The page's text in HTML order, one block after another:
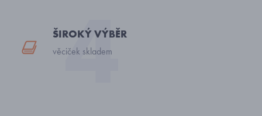
ŠIROKÝ VÝBĚR
věciček skladem